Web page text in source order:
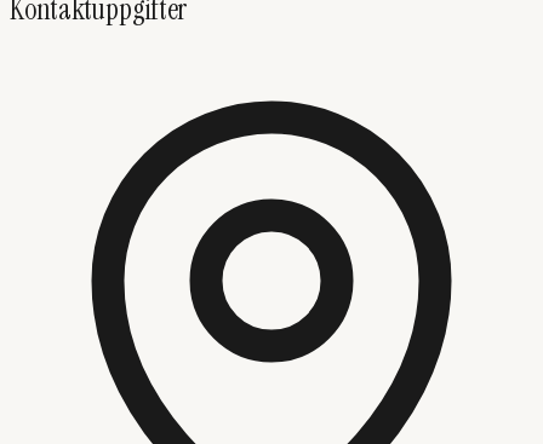
Kontaktuppgifter